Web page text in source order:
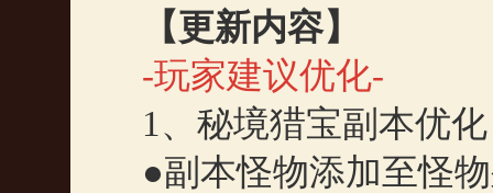
【更新内容】
-玩家建议优化-
1 、秘境猎宝副本优
●副本怪物添加至怪